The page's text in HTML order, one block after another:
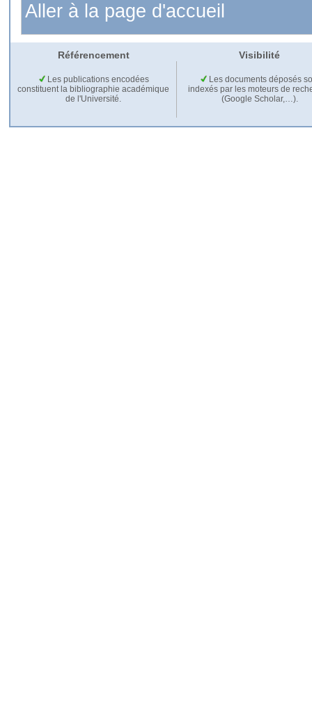
Aller à la page d'accueil
Référencement Visibilité
Les publications encodées
constituent la bibliographie académique
de l'Université.
Les documents déposés
indexés par les moteurs de
(Google Scholar,…).